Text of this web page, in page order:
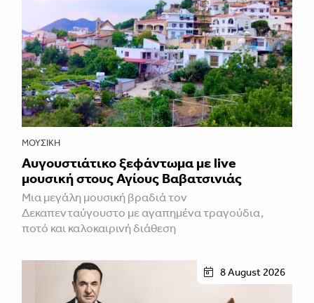
ΜΟΥΣΙΚΉ
Αυγουστιάτικο ξεφάντωμα με live
μουσική στους Αγίους Βαβατσινιάς
Μια μεγάλη μουσική βραδιά τον
Δεκαπενταύγουστο με αγαπημένα τραγούδια,
ποτό και καλοκαιρινή διάθεση
8 August 2026